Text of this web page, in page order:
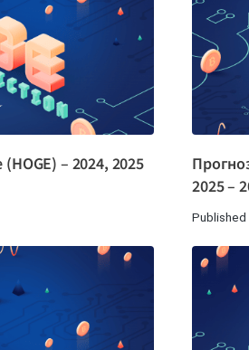
– 2024, 2025
2025 –
Published